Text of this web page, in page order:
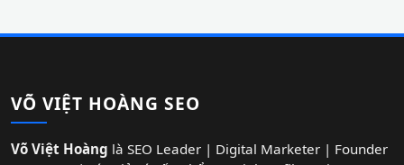
VÕ VIỆT HOÀNG SEO
Võ Việt Hoàng là SEO Leader | Digital Marketer | Founder